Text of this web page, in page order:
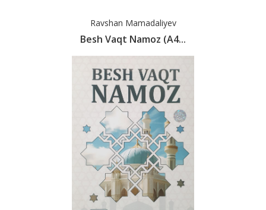
Ravshan Mamadaliyev
Besh Vaqt Namoz (A4...